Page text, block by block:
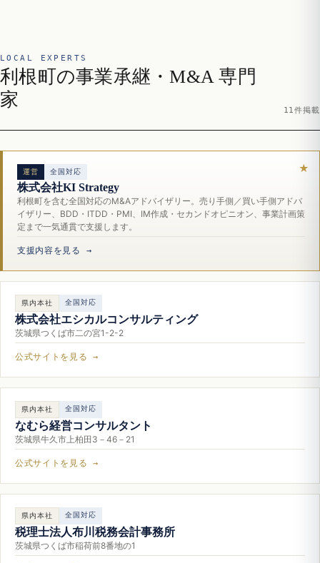
LOCAL EXPERTS
利根町の事業承継・M&A 専門
家
11件掲載
運営 全国対応
株式会社KI Strategy
利根町を含む全国対応のM&Aアドバイザリー。売り手側／買い手側アドバ
イザリー、BDD・ITDD・PMI、IM作成・セカンドオピニオン、事業計画策
定まで一気通貫で支援します。
支援内容を見る →
県内本社 全国対応
株式会社エシカルコンサルティング
茨城県つくば市二の宮1-2-2
公式サイトを見る →
県内本社 全国対応
なむら経営コンサルタント
茨城県牛久市上柏田3－46－21
公式サイトを見る →
県内本社 全国対応
税理士法人布川税務会計事務所
茨城県つくば市稲荷前8番地の1